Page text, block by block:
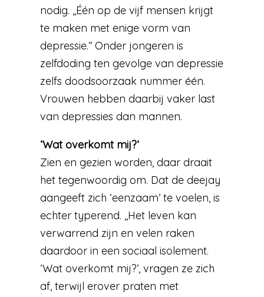
nodig. ,,Één op de vijf mensen krijgt
te maken met enige vorm van
depressie.’’ Onder jongeren is
zelfdoding ten gevolge van depressie
zelfs doodsoorzaak nummer één.
Vrouwen hebben daarbij vaker last
van depressies dan mannen.
‘Wat overkomt mij?’
Zien en gezien worden, daar draait
het tegenwoordig om. Dat de deejay
aangeeft zich ‘eenzaam’ te voelen, is
echter typerend. ,,Het leven kan
verwarrend zijn en velen raken
daardoor in een sociaal isolement.
‘Wat overkomt mij?’, vragen ze zich
af, terwijl erover praten met